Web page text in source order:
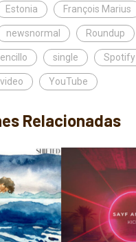
Estonia François Marius
newsnormal Roundup
single Spotify
video YouTube
Relacionadas